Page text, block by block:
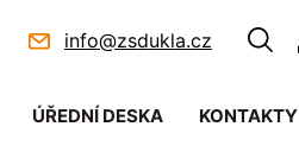
info@zsdukla.cz
ÚŘEDNÍ DESKA KONTAKTY